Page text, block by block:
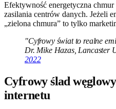
Efektywność energetyczna chmur
zasilania centrów danych. Jeżeli
„zielona chmura” to tylko
"Cyfrowy świat to realne
Dr. Mike Hazas, Lancaster
2022
Cyfrowy ślad
internetu